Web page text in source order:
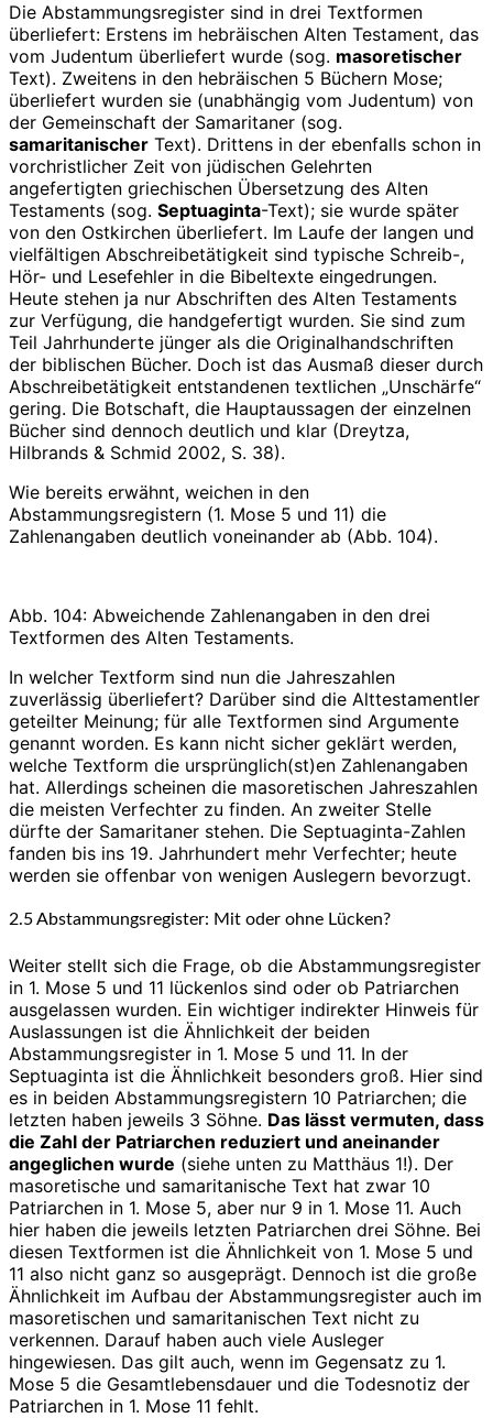
Die Abstammungsregister sind in drei Textformen
überliefert: Erstens im hebräischen Alten Testament, das
vom Judentum überliefert wurde (sog. masoretischer
Text). Zweitens in den hebräischen 5 Büchern Mose;
überliefert wurden sie (unabhängig vom Judentum) von
der Gemeinschaft der Samaritaner (sog.
samaritanischer Text). Drittens in der ebenfalls schon in
vorchristlicher Zeit von jüdischen Gelehrten
angefertigten griechischen Übersetzung des Alten
Testaments (sog. Septuaginta-Text); sie wurde später
von den Ostkirchen überliefert. Im Laufe der langen und
vielfältigen Abschreibetätigkeit sind typische Schreib-,
Hör- und Lesefehler in die Bibeltexte eingedrungen.
Heute stehen ja nur Abschriften des Alten Testaments
zur Verfügung, die handgefertigt wurden. Sie sind zum
Teil Jahrhunderte jünger als die Originalhandschriften
der biblischen Bücher. Doch ist das Ausmaß dieser durch
Abschreibetätigkeit entstandenen textlichen „Unschärfe“
gering. Die Botschaft, die Hauptaussagen der einzelnen
Bücher sind dennoch deutlich und klar (Dreytza,
Hilbrands & Schmid 2002, S. 38).
Wie bereits erwähnt, weichen in den
Abstammungsregistern (1. Mose 5 und 11) die
Zahlenangaben deutlich voneinander ab (Abb. 104).
Abb. 104: Abweichende Zahlenangaben in den drei
Textformen des Alten Testaments.
In welcher Textform sind nun die Jahreszahlen
zuverlässig überliefert? Darüber sind die Alttestamentler
geteilter Meinung; für alle Textformen sind Argumente
genannt worden. Es kann nicht sicher geklärt werden,
welche Textform die ursprünglich(st)en Zahlenangaben
hat. Allerdings scheinen die masoretischen Jahreszahlen
die meisten Verfechter zu finden. An zweiter Stelle
dürfte der Samaritaner stehen. Die Septuaginta-Zahlen
fanden bis ins 19. Jahrhundert mehr Verfechter; heute
werden sie offenbar von wenigen Auslegern bevorzugt.
2.5 Abstammungsregister: Mit oder ohne Lücken?
Weiter stellt sich die Frage, ob die Abstammungsregister
in 1. Mose 5 und 11 lückenlos sind oder ob Patriarchen
ausgelassen wurden. Ein wichtiger indirekter Hinweis für
Auslassungen ist die Ähnlichkeit der beiden
Abstammungsregister in 1. Mose 5 und 11. In der
Septuaginta ist die Ähnlichkeit besonders groß. Hier sind
es in beiden Abstammungsregistern 10 Patriarchen; die
letzten haben jeweils 3 Söhne. Das lässt vermuten, dass
die Zahl der Patriarchen reduziert und aneinander
angeglichen wurde (siehe unten zu Matthäus 1!). Der
masoretische und samaritanische Text hat zwar 10
Patriarchen in 1. Mose 5, aber nur 9 in 1. Mose 11. Auch
hier haben die jeweils letzten Patriarchen drei Söhne. Bei
diesen Textformen ist die Ähnlichkeit von 1. Mose 5 und
11 also nicht ganz so ausgeprägt. Dennoch ist die große
Ähnlichkeit im Aufbau der Abstammungsregister auch im
masoretischen und samaritanischen Text nicht zu
verkennen. Darauf haben auch viele Ausleger
hingewiesen. Das gilt auch, wenn im Gegensatz zu 1.
Mose 5 die Gesamtlebensdauer und die Todesnotiz der
Patriarchen in 1. Mose 11 fehlt.